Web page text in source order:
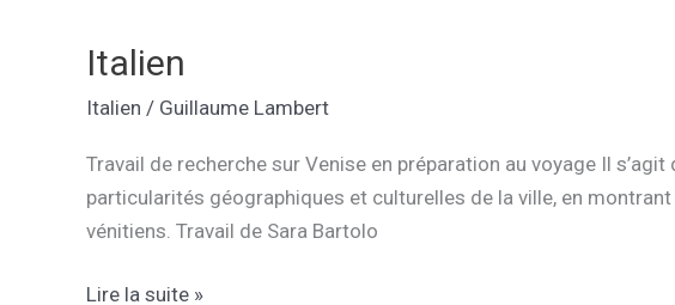
européenne
Italien
Italien / Guillaume Lambert
Travail de recherche sur Venise en préparation au voyage Il
particularités géographiques et culturelles de la ville, en
vénitiens. Travail de Sara Bartolo
Italien
Lire la suite »